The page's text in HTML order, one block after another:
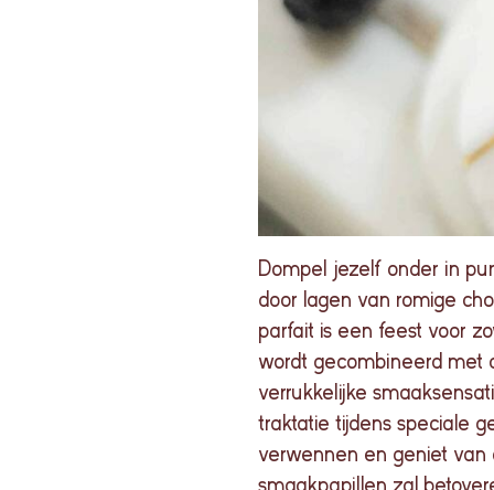
Dompel jezelf onder in
door lagen van romige
parfait is een feest voor
wordt gecombineerd met
verrukkelijke
traktatie tijdens speciale
verwennen en geniet
smaakpapillen zal